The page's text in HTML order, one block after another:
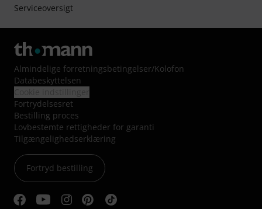
Serviceoversigt
Almindelige forretningsbetingelser/Kolofon
Databeskyttelsen
Fortrydelsesret
Bestilling proces
Lovbestemte rettigheder for garanti
Tilgængelighedserklæring
Fortryd bestilling